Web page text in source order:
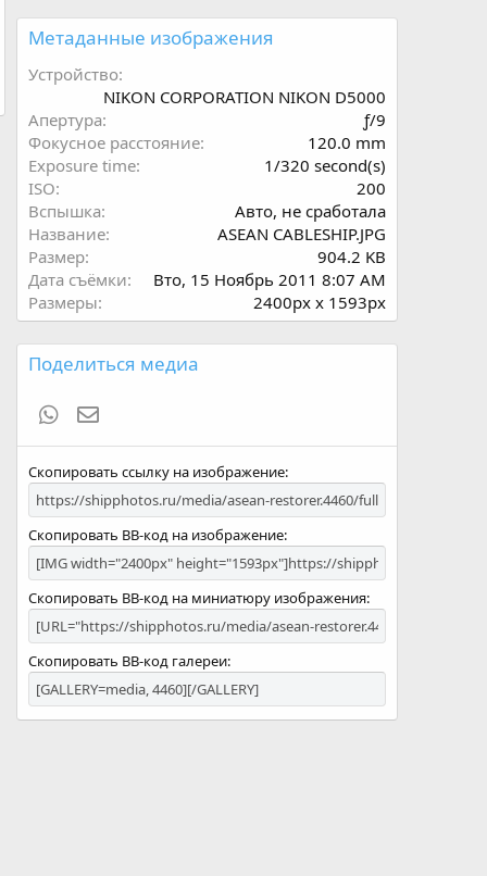
0
Метаданные изображения
Устройство
NIKON CORPORATION NIKON D5000
Апертура
ƒ/9
Фокусное расстояние
120.0 mm
Exposure time
1/320 second(s)
ISO
200
Вспышка
Авто, не сработала
Название
ASEAN CABLESHIP.JPG
Размер
904.2 KB
Дата съёмки
Вто, 15 Ноябрь 2011 8:07 AM
Размеры
2400px x 1593px
Поделиться медиа
WhatsApp
Скопировать ссылку на изображение
Скопировать BB-код на изображение
Скопировать BB-код на миниатюру изображения
Скопировать BB-код галереи